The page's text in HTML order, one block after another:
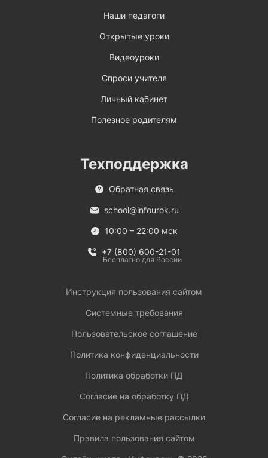
Наши педагоги
Открытые уроки
Видеоуроки
Спроси учителя
Личный кабинет
Полезное родителям
Техподдержка
Обратная связь
school@infourok.ru
10:00 – 22:00 мск
+7 (800) 600-21-01
Бесплатно для России
Инструкция пользования сайтом
Системные требования
Пользовательское соглашение
Политика конфиденциальности
Политика обработки ПД
Согласие на обработку ПД
Согласие на рекламные рассылки
Правила пользования сайтом